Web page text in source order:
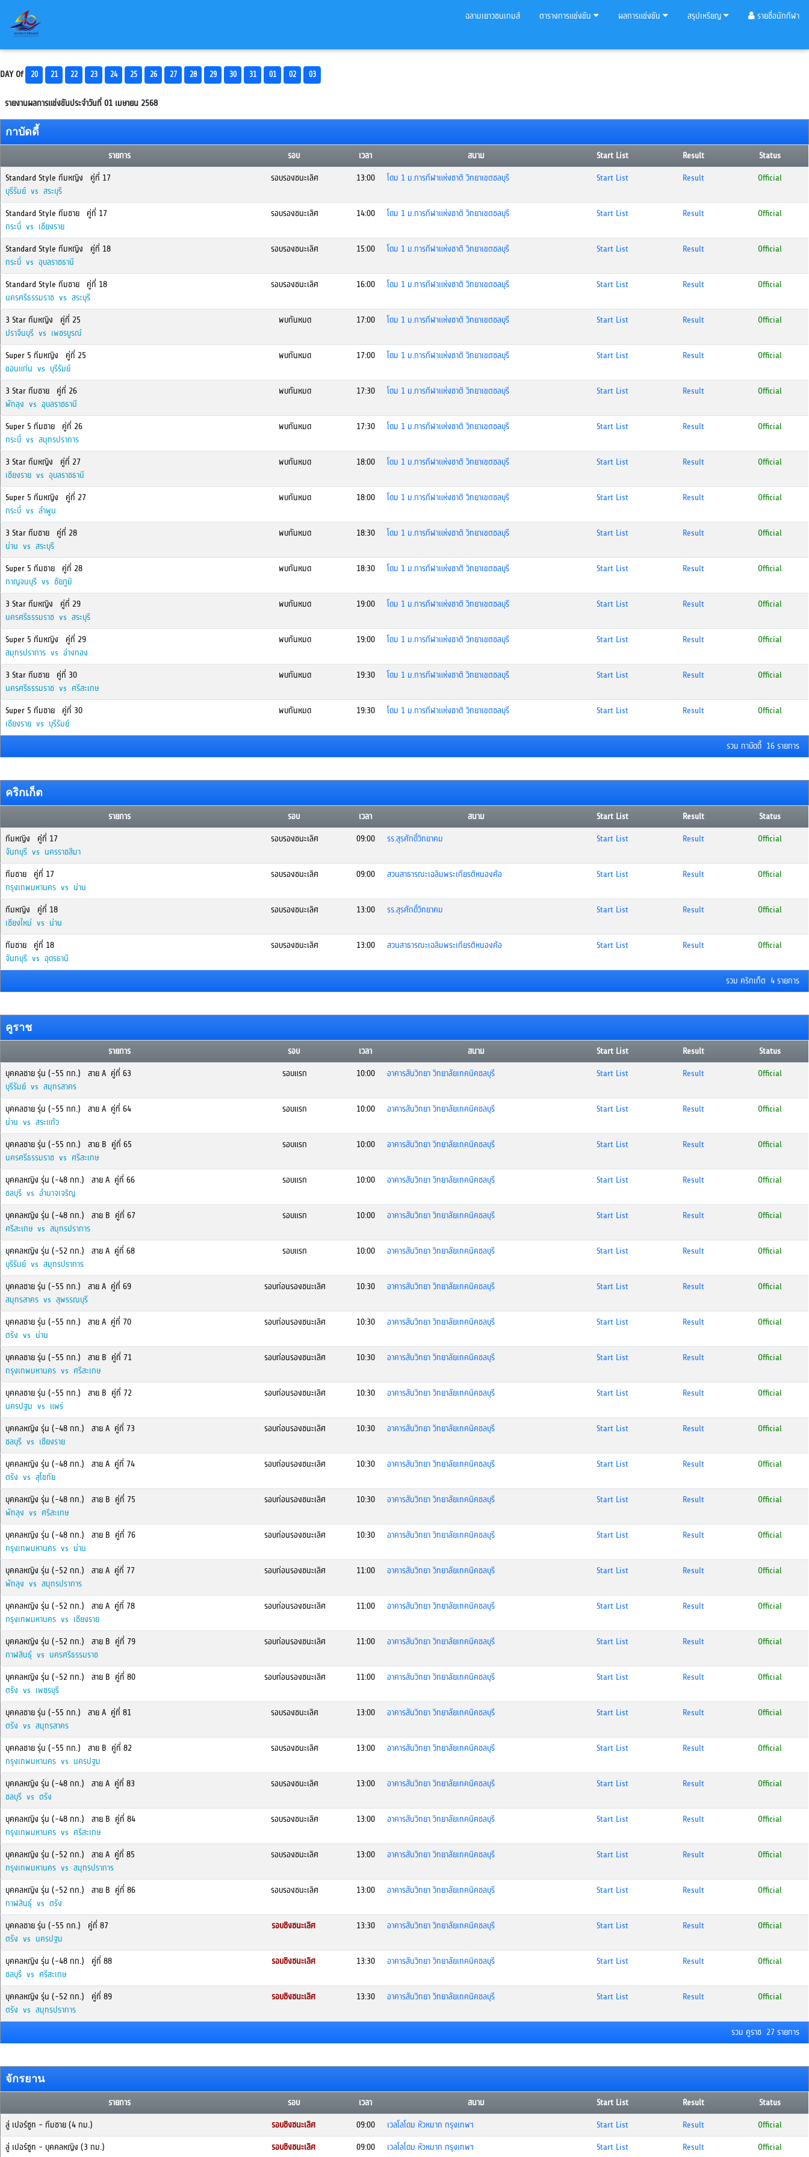
ฉลามเยาวชนเกมส์ ตารางการแข่งขัน ผลการแข่งขัน สรุปเหรียญ รายชื่อนักกีฬา
DAY Of 20 21 22 23 24 25 26 27 28 29 30 31 01 02 03
รายงานผลการแข่งขันประจำวันที่ 01 เมษายน 2568
กาบัดดี้
รายการ รอบ เวลา สนาม Start List Result
Status
Standard Style ทีมหญิง คู่ที่ 17
บุรีรัมย์ vs สระบุรี
รอบรองชนะเลิศ 13:00 โดม 1 ม.การกีฬาแห่งชาติ วิทยาเขตชลบุรี Start List Result Official
Standard Style ทีมชาย คู่ที่ 17
กระบี่ vs เชียงราย
รอบรองชนะเลิศ 14:00 โดม 1 ม.การกีฬาแห่งชาติ วิทยาเขตชลบุรี Start List Result Official
Standard Style ทีมหญิง คู่ที่ 18
กระบี่ vs อุบลราชธานี
รอบรองชนะเลิศ 15:00 โดม 1 ม.การกีฬาแห่งชาติ วิทยาเขตชลบุรี Start List Result Official
Standard Style ทีมชาย คู่ที่ 18
นครศรีธรรมราช vs สระบุรี
รอบรองชนะเลิศ 16:00 โดม 1 ม.การกีฬาแห่งชาติ วิทยาเขตชลบุรี Start List Result Official
3 Star ทีมหญิง คู่ที่ 25
ปราจีนบุรี vs เพชรบูรณ์
พบกันหมด 17:00 โดม 1 ม.การกีฬาแห่งชาติ วิทยาเขตชลบุรี Start List Result Official
Super 5 ทีมหญิง คู่ที่ 25
ขอนแก่น vs บุรีรัมย์
พบกันหมด 17:00 โดม 1 ม.การกีฬาแห่งชาติ วิทยาเขตชลบุรี Start List Result Official
3 Star ทีมชาย คู่ที่ 26
พัทลุง vs อุบลราชธานี
พบกันหมด 17:30 โดม 1 ม.การกีฬาแห่งชาติ วิทยาเขตชลบุรี Start List Result Official
Super 5 ทีมชาย คู่ที่ 26
กระบี่ vs สมุทรปราการ
พบกันหมด 17:30 โดม 1 ม.การกีฬาแห่งชาติ วิทยาเขตชลบุรี Start List Result Official
3 Star ทีมหญิง คู่ที่ 27
เชียงราย vs อุบลราชธานี
พบกันหมด 18:00 โดม 1 ม.การกีฬาแห่งชาติ วิทยาเขตชลบุรี Start List Result Official
Super 5 ทีมหญิง คู่ที่ 27
กระบี่ vs ลำพูน
พบกันหมด 18:00 โดม 1 ม.การกีฬาแห่งชาติ วิทยาเขตชลบุรี Start List Result Official
3 Star ทีมชาย คู่ที่ 28
น่าน vs สระบุรี
พบกันหมด 18:30 โดม 1 ม.การกีฬาแห่งชาติ วิทยาเขตชลบุรี Start List Result Official
Super 5 ทีมชาย คู่ที่ 28
กาญจนบุรี vs ชัยภูมิ
พบกันหมด 18:30 โดม 1 ม.การกีฬาแห่งชาติ วิทยาเขตชลบุรี Start List Result Official
3 Star ทีมหญิง คู่ที่ 29
นครศรีธรรมราช vs สระบุรี
พบกันหมด 19:00 โดม 1 ม.การกีฬาแห่งชาติ วิทยาเขตชลบุรี Start List Result Official
Super 5 ทีมหญิง คู่ที่ 29
สมุทรปราการ vs อ่างทอง
พบกันหมด 19:00 โดม 1 ม.การกีฬาแห่งชาติ วิทยาเขตชลบุรี Start List Result Official
3 Star ทีมชาย คู่ที่ 30
นครศรีธรรมราช vs ศรีสะเกษ
พบกันหมด 19:30 โดม 1 ม.การกีฬาแห่งชาติ วิทยาเขตชลบุรี Start List Result Official
Super 5 ทีมชาย คู่ที่ 30
เชียงราย vs บุรีรัมย์
พบกันหมด 19:30 โดม 1 ม.การกีฬาแห่งชาติ วิทยาเขตชลบุรี Start List Result Official
รวม กาบัดดี้ 16 รายการ
คริกเก็ต
รายการ รอบ เวลา สนาม Start List Result
Status
ทีมหญิง คู่ที่ 17
จันทบุรี vs นครราชสีมา
รอบรองชนะเลิศ 09:00 รร.สุรศักดิ์วิทยาคม Start List Result Official
ทีมชาย คู่ที่ 17
กรุงเทพมหานคร vs น่าน
รอบรองชนะเลิศ 09:00 สวนสาธารณะเฉลิมพระเกียรติหนองค้อ Start List Result Official
ทีมหญิง คู่ที่ 18
เชียงใหม่ vs น่าน
รอบรองชนะเลิศ 13:00 รร.สุรศักดิ์วิทยาคม Start List Result Official
ทีมชาย คู่ที่ 18
จันทบุรี vs อุดรธานี
รอบรองชนะเลิศ 13:00 สวนสาธารณะเฉลิมพระเกียรติหนองค้อ Start List Result Official
รวม คริกเก็ต 4 รายการ
คูราช
รายการ รอบ เวลา สนาม Start List Result
Status
บุคคลชาย รุ่น (-55 กก.) สาย A คู่ที่ 63
บุรีรัมย์ vs สมุทรสาคร
รอบแรก 10:00 อาคารสันวิทยา วิทยาลัยเทคนิคชลบุรี Start List Result Official
บุคคลชาย รุ่น (-55 กก.) สาย A คู่ที่ 64
น่าน vs สระแก้ว
รอบแรก 10:00 อาคารสันวิทยา วิทยาลัยเทคนิคชลบุรี Start List Result Official
บุคคลชาย รุ่น (-55 กก.) สาย B คู่ที่ 65
นครศรีธรรมราช vs ศรีสะเกษ
รอบแรก 10:00 อาคารสันวิทยา วิทยาลัยเทคนิคชลบุรี Start List Result Official
บุคคลหญิง รุ่น (-48 กก.) สาย A คู่ที่ 66
ชลบุรี vs อำนาจเจริญ
รอบแรก 10:00 อาคารสันวิทยา วิทยาลัยเทคนิคชลบุรี Start List Result Official
บุคคลหญิง รุ่น (-48 กก.) สาย B คู่ที่ 67
ศรีสะเกษ vs สมุทรปราการ
รอบแรก 10:00 อาคารสันวิทยา วิทยาลัยเทคนิคชลบุรี Start List Result Official
บุคคลหญิง รุ่น (-52 กก.) สาย A คู่ที่ 68
บุรีรัมย์ vs สมุทรปราการ
รอบแรก 10:00 อาคารสันวิทยา วิทยาลัยเทคนิคชลบุรี Start List Result Official
บุคคลชาย รุ่น (-55 กก.) สาย A คู่ที่ 69
สมุทรสาคร vs สุพรรณบุรี
รอบก่อนรองชนะเลิศ 10:30 อาคารสันวิทยา วิทยาลัยเทคนิคชลบุรี Start List Result Official
บุคคลชาย รุ่น (-55 กก.) สาย A คู่ที่ 70
ตรัง vs น่าน
รอบก่อนรองชนะเลิศ 10:30 อาคารสันวิทยา วิทยาลัยเทคนิคชลบุรี Start List Result Official
บุคคลชาย รุ่น (-55 กก.) สาย B คู่ที่ 71
กรุงเทพมหานคร vs ศรีสะเกษ
รอบก่อนรองชนะเลิศ 10:30 อาคารสันวิทยา วิทยาลัยเทคนิคชลบุรี Start List Result Official
บุคคลชาย รุ่น (-55 กก.) สาย B คู่ที่ 72
นครปฐม vs แพร่
รอบก่อนรองชนะเลิศ 10:30 อาคารสันวิทยา วิทยาลัยเทคนิคชลบุรี Start List Result Official
บุคคลหญิง รุ่น (-48 กก.) สาย A คู่ที่ 73
ชลบุรี vs เชียงราย
รอบก่อนรองชนะเลิศ 10:30 อาคารสันวิทยา วิทยาลัยเทคนิคชลบุรี Start List Result Official
บุคคลหญิง รุ่น (-48 กก.) สาย A คู่ที่ 74
ตรัง vs สุโขทัย
รอบก่อนรองชนะเลิศ 10:30 อาคารสันวิทยา วิทยาลัยเทคนิคชลบุรี Start List Result Official
บุคคลหญิง รุ่น (-48 กก.) สาย B คู่ที่ 75
พัทลุง vs ศรีสะเกษ
รอบก่อนรองชนะเลิศ 10:30 อาคารสันวิทยา วิทยาลัยเทคนิคชลบุรี Start List Result Official
บุคคลหญิง รุ่น (-48 กก.) สาย B คู่ที่ 76
กรุงเทพมหานคร vs น่าน
รอบก่อนรองชนะเลิศ 10:30 อาคารสันวิทยา วิทยาลัยเทคนิคชลบุรี Start List Result Official
บุคคลหญิง รุ่น (-52 กก.) สาย A คู่ที่ 77
พัทลุง vs สมุทรปราการ
รอบก่อนรองชนะเลิศ 11:00 อาคารสันวิทยา วิทยาลัยเทคนิคชลบุรี Start List Result Official
บุคคลหญิง รุ่น (-52 กก.) สาย A คู่ที่ 78
กรุงเทพมหานคร vs เชียงราย
รอบก่อนรองชนะเลิศ 11:00 อาคารสันวิทยา วิทยาลัยเทคนิคชลบุรี Start List Result Official
บุคคลหญิง รุ่น (-52 กก.) สาย B คู่ที่ 79
กาฬสินธุ์ vs นครศรีธรรมราช
รอบก่อนรองชนะเลิศ 11:00 อาคารสันวิทยา วิทยาลัยเทคนิคชลบุรี Start List Result Official
บุคคลหญิง รุ่น (-52 กก.) สาย B คู่ที่ 80
ตรัง vs เพชรบุรี
รอบก่อนรองชนะเลิศ 11:00 อาคารสันวิทยา วิทยาลัยเทคนิคชลบุรี Start List Result Official
บุคคลชาย รุ่น (-55 กก.) สาย A คู่ที่ 81
ตรัง vs สมุทรสาคร
รอบรองชนะเลิศ 13:00 อาคารสันวิทยา วิทยาลัยเทคนิคชลบุรี Start List Result Official
บุคคลชาย รุ่น (-55 กก.) สาย B คู่ที่ 82
กรุงเทพมหานคร vs นครปฐม
รอบรองชนะเลิศ 13:00 อาคารสันวิทยา วิทยาลัยเทคนิคชลบุรี Start List Result Official
บุคคลหญิง รุ่น (-48 กก.) สาย A คู่ที่ 83
ชลบุรี vs ตรัง
รอบรองชนะเลิศ 13:00 อาคารสันวิทยา วิทยาลัยเทคนิคชลบุรี Start List Result Official
บุคคลหญิง รุ่น (-48 กก.) สาย B คู่ที่ 84
กรุงเทพมหานคร vs ศรีสะเกษ
รอบรองชนะเลิศ 13:00 อาคารสันวิทยา วิทยาลัยเทคนิคชลบุรี Start List Result Official
บุคคลหญิง รุ่น (-52 กก.) สาย A คู่ที่ 85
กรุงเทพมหานคร vs สมุทรปราการ
รอบรองชนะเลิศ 13:00 อาคารสันวิทยา วิทยาลัยเทคนิคชลบุรี Start List Result Official
บุคคลหญิง รุ่น (-52 กก.) สาย B คู่ที่ 86
กาฬสินธุ์ vs ตรัง
รอบรองชนะเลิศ 13:00 อาคารสันวิทยา วิทยาลัยเทคนิคชลบุรี Start List Result Official
บุคคลชาย รุ่น (-55 กก.) คู่ที่ 87
ตรัง vs นครปฐม
รอบชิงชนะเลิศ 13:30 อาคารสันวิทยา วิทยาลัยเทคนิคชลบุรี Start List Result Official
บุคคลหญิง รุ่น (-48 กก.) คู่ที่ 88
ชลบุรี vs ศรีสะเกษ
รอบชิงชนะเลิศ 13:30 อาคารสันวิทยา วิทยาลัยเทคนิคชลบุรี Start List Result Official
บุคคลหญิง รุ่น (-52 กก.) คู่ที่ 89
ตรัง vs สมุทรปราการ
รอบชิงชนะเลิศ 13:30 อาคารสันวิทยา วิทยาลัยเทคนิคชลบุรี Start List Result Official
รวม คูราช 27 รายการ
จักรยาน
รายการ รอบ เวลา สนาม Start List Result
Status
ลู่ เปอร์ซูท - ทีมชาย (4 กม.)
รอบชิงชนะเลิศ 09:00 เวลโลโดม หัวหมาก กรุงเทพฯ Start List Result
Official
ลู่ เปอร์ซูท - บุคคลหญิง (3 กม.)
รอบชิงชนะเลิศ 09:00 เวลโลโดม หัวหมาก กรุงเทพฯ Start List Result Official